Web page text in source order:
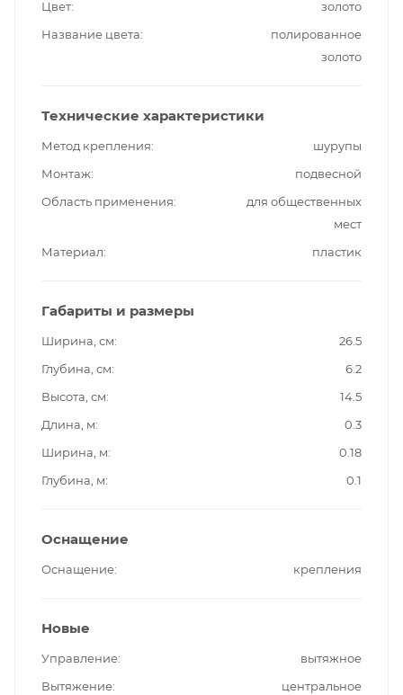
Цвет
золото
Название цвета
полированное
золото
Технические характеристики
Метод крепления
шурупы
Монтаж
подвесной
Область применения
для общественных
мест
Материал
пластик
Габариты и размеры
Ширина, см
26.5
Глубина, см
6.2
Высота, см
14.5
Длина, м
0.3
Ширина, м
0.18
Глубина, м
0.1
Оснащение
Оснащение крепления
Новые
Управление
вытяжное
Вытяжение
центральное